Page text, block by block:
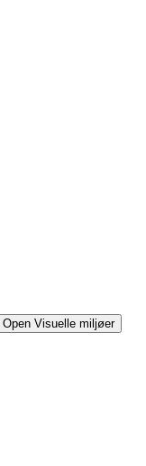
Open Visuelle miljøer